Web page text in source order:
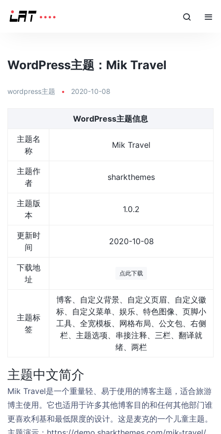
WordPress主题：Mik Travel
wordpress主题 • 2020-10-08
WordPress主题信息
主题名
称
Mik Travel
主题作
者
sharkthemes
主题版
本
1.0.2
更新时
间
2020-10-08
下载地
址
点此下载
主题标
签
博客、自定义背景、自定义页眉、自定义徽
标、自定义菜单、娱乐、特色图像、页脚小
工具、全宽模板、网格布局、公文包、右侧
栏、主题选项、串接注释、三栏、翻译就
绪、两栏
主题中文简介
Mik Travel是一个重量轻、易于使用的博客主题，适合旅游
博主使用。它也适用于许多其他博客目的和任何其他部门谁
更喜欢利基和最低限度的设计。这是麦克的一个儿童主题。